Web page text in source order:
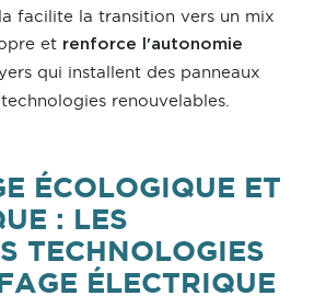
facilite la transition vers un mix
et renforce l'autonomie
qui installent des panneaux
renouvelables.
ÉCOLOGIQUE ET
: LES
TECHNOLOGIES
ÉLECTRIQUE